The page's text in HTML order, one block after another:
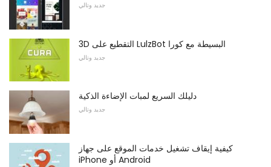
جديد وتالي
3D التقطيع على LulzBot البسيطة مع كورا
جديد وتالي
دليلك السريع لمبات الإضاءة الذكية
جديد وتالي
كيفية إيقاف تشغيل خدمات الموقع على جهاز
iPhone أو Android